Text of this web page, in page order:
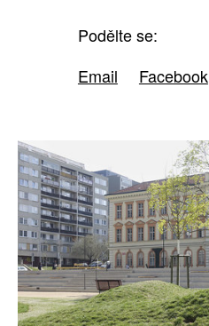
Podělte se:
Email
Facebook